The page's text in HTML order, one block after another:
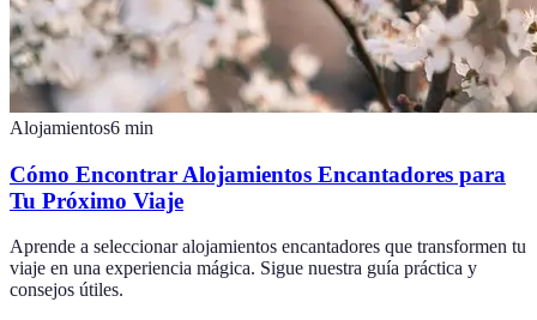
Alojamientos6 min
Cómo Encontrar Alojamientos Encantadores para
Tu Próximo Viaje
Aprende a seleccionar alojamientos encantadores que transformen tu
viaje en una experiencia mágica. Sigue nuestra guía práctica y
consejos útiles.